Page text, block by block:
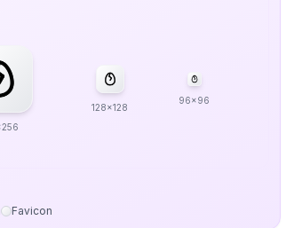
128x128
96x96
Favicon